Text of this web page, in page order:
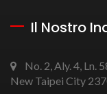
Il Nostro
No. 2, Aly. 4, Ln.
New Taipei City